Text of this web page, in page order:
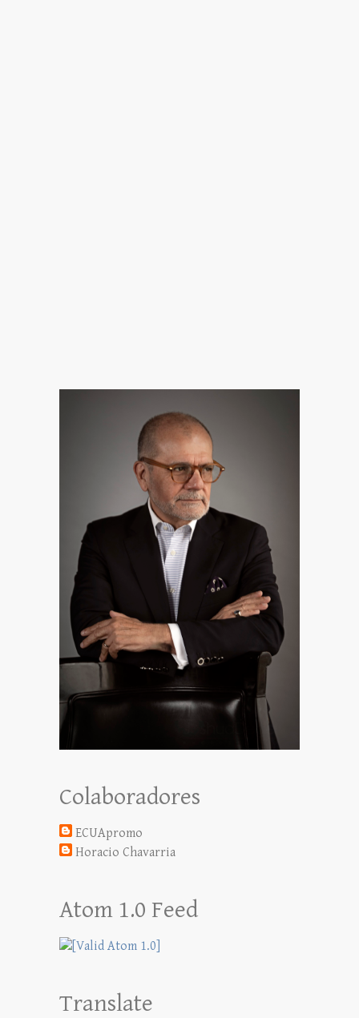
Colaboradores
ECUApromo
Horacio Chavarria
Atom 1.0 Feed
Translate